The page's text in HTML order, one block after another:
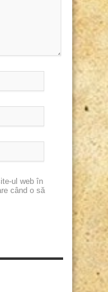
ul web în
când o să